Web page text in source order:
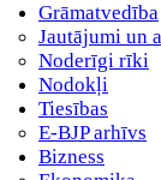
Grāmatvedība
Jautājumi un
Noderīgi rīki
Nodokļi
Tiesības
E-BJP arhīvs
Bizness